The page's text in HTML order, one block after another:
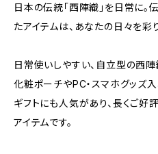
日本の伝統「西陣織」を日常に。
たアイテムは、あなたの日々を彩り
日常使いしやすい、自立型の西陣
化粧ポーチやPC・スマホグッズ
ギフトにも人気があり、長くご好
アイテムです。